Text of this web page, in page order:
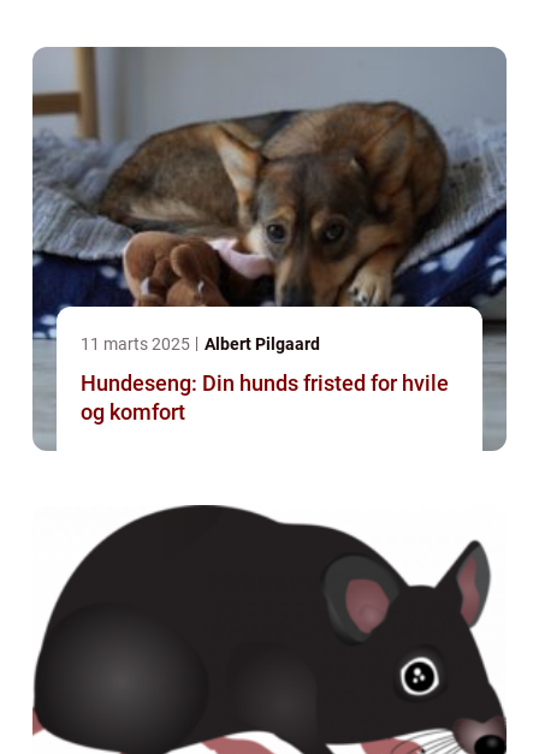
11 marts 2025 Albert Pilgaard
Hundeseng: Din hunds fristed for hvile
og komfort